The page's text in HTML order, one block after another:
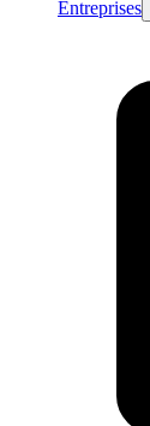
Entreprises